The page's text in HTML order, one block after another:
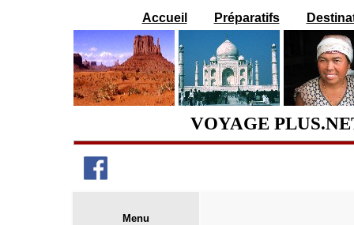
Accueil Préparatifs
VOYAGE
Menu